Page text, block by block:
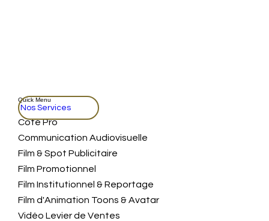
Quick Menu
Coté Pro
Communication Audiovisuelle
Film & Spot Publicitaire
Film Promotionnel
Film Institutionnel & Reportage
Film d'Animation Toons & Avatar
Vidéo Levier de Ventes
Nos Services